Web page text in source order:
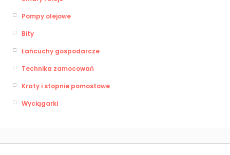
Pompy olejowe
Bity
Łańcuchy gospodarcze
Technika zamocowań
Kraty i stopnie pomostowe
Wyciągarki